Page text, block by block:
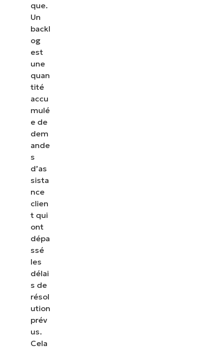
que.
Un
backl
og
est
une
quan
tité
accu
mulé
e de
dem
ande
s
d’as
sista
nce
clien
t qui
ont
dépa
ssé
les
délai
s de
résol
ution
prév
us.
Cela